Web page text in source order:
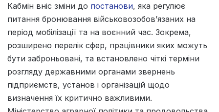
Кабмін вніс зміни до постанови, яка регулює
питання бронювання військовозобовʼязаних на
період мобілізації та на воєнний час. Зокрема,
розширено перелік сфер, працівники яких можуть
бути заброньовані, та встановлено чіткі терміни
розгляду державними органами звернень
підприємств, установ і організацій щодо
визначення їх критично важливими.